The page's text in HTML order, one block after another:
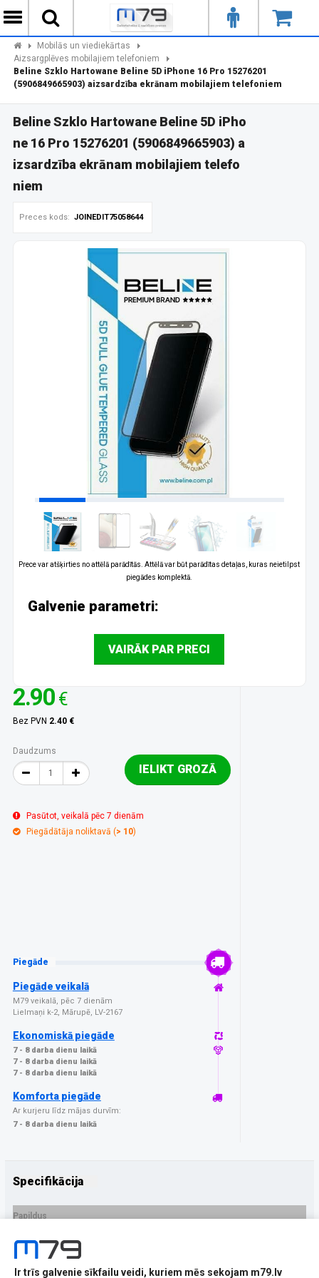
Mobilās un viediekārtas
Aizsargplēves mobilajiem telefoniem
Beline Szklo Hartowane Beline 5D iPhone 16 Pro 15276201
(5906849665903) aizsardzība ekrānam mobilajiem telefoniem
Beline Szklo Hartowane Beline 5D iPho
ne 16 Pro 15276201 (5906849665903) a
izsardzība ekrānam mobilajiem telefo
niem
Preces kods: JOINEDIT75058644
Prece var atšķirties no attēlā parādītās. Attēlā var būt parādītas detaļas, kuras neietilpst
piegādes komplektā.
Galvenie parametri:
VAIRĀK PAR PRECI
2.90 €
Bez PVN 2.40 €
Daudzums
IELIKT GROZĀ
Pasūtot, veikalā pēc 7 dienām
Piegādātāja noliktavā (> 10)
Piegāde
Piegāde veikalā
M79 veikalā, pēc 7 dienām
Lielmaņi k-2, Mārupē, LV-2167
Ekonomiskā piegāde
7 - 8 darba dienu laikā
7 - 8 darba dienu laikā
7 - 8 darba dienu laikā
Komforta piegāde
Ar kurjeru līdz mājas durvīm:
7 - 8 darba dienu laikā
Specifikācija
Papildus
Ražotājs
PRECES APRAKSTS
Ir trīs galvenie sīkfailu veidi, kuriem mēs sekojam m79.lv